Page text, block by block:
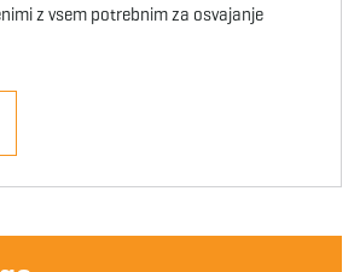
z vsem potrebnim za osvajanje